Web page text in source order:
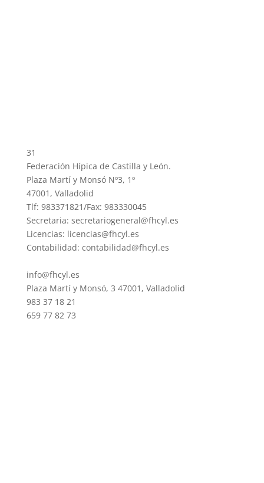
31
Federación Hípica de Castilla y León.
Plaza Martí y Monsó Nº3, 1º
47001, Valladolid
Tlf: 983371821/Fax: 983330045
Secretaria: secretariogeneral@fhcyl.es
Licencias: licencias@fhcyl.es
Contabilidad: contabilidad@fhcyl.es
info@fhcyl.es
Plaza Martí y Monsó, 3 47001, Valladolid
983 37 18 21
659 77 82 73